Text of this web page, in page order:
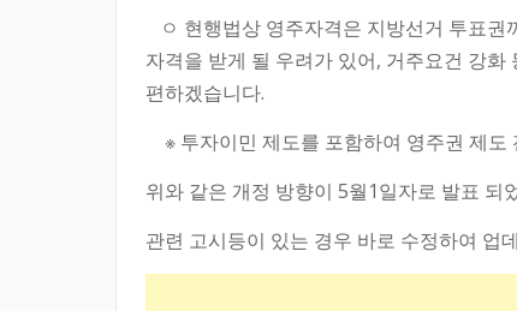
ㅇ 현행법상 영주자격은 지방선거 투표
자격을 받게 될 우려가 있어, 거주요건 강
편하겠습니다.
※ 투자이민 제도를 포함하여 영주권 제도
위와 같은 개정 방향이 5월1일자로 발표 되
관련 고시등이 있는 경우 바로 수정하여 업